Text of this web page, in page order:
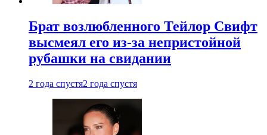
Брат возлюбленного Тейлор Свифт
высмеял его из-за непристойной
рубашки на свидании
2 года спустя2 года спустя